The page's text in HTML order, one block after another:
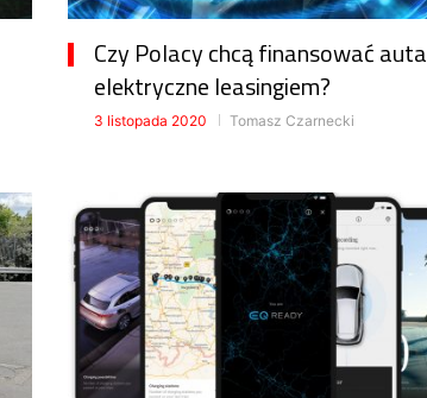
Czy Polacy chcą finansować auta
elektryczne leasingiem?
3 listopada 2020 Tomasz Czarnecki